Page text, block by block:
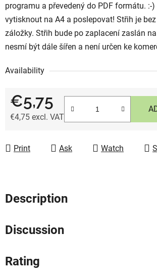
programu a převedený do PDF formátu. :-
vytisknout na A4 a poslepovat! Střih je
záložky. Střih bude po zaplacení zaslán
nesmí být dále šířen a není určen ke
Availability
€5,75
€4,75 excl. VAT
Print Ask Watch
Description
Discussion
Rating